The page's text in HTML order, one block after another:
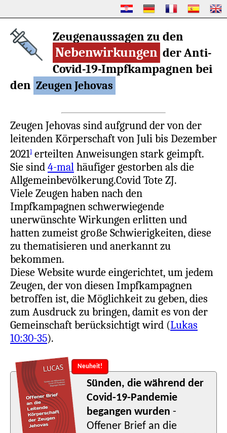
Zeugenaussagen zu den
Nebenwirkungen der Anti-
Covid-19-Impfkampagnen bei
den Zeugen Jehovas
Zeugen Jehovas sind aufgrund der von der
leitenden Körperschaft von Juli bis Dezember
20211erteilten Anweisungen stark geimpft.
Sie sind4-malhäufiger gestorben als die
Allgemeinbevölkerung.Covid Tote ZJ.
Viele Zeugen haben nach den
Impfkampagnen schwerwiegende
unerwünschte Wirkungen erlitten und
hatten zumeist große Schwierigkeiten, diese
zu thematisieren und anerkannt zu
bekommen.
Diese Website wurde eingerichtet, um jedem
Zeugen, der von diesen Impfkampagnen
betroffen ist, die Möglichkeit zu geben, dies
zum Ausdruck zu bringen, damit es von der
Gemeinschaft berücksichtigt wird (Lukas
10:30-35).
Neuheit!
Sünden, die während der
Covid-19-Pandemie
begangen wurden -
Offener Brief an die